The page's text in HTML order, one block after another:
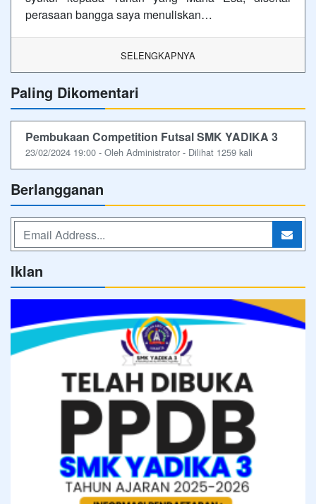
perasaan bangga saya menuliskan…
SELENGKAPNYA
Paling Dikomentari
Pembukaan Competition Futsal SMK YADIKA 3
23/02/2024 19:00 - Oleh Administrator - Dilihat 1259 kali
Berlangganan
Iklan